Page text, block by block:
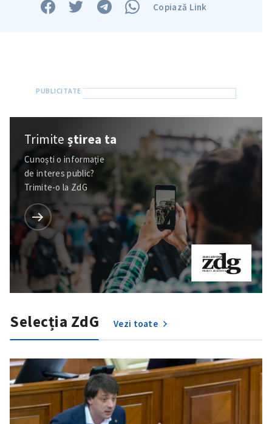
Copiază Link
Trimiteștirea ta
Cunoști o informație
de interes public?
Trimite-o la ZdG
Selecția ZdG Vezi toate
ȘTIREA MEA